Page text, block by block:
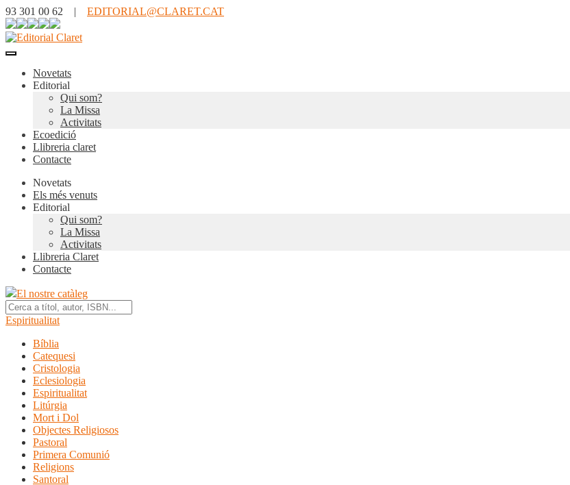
93 301 00 62 | EDITORIAL@CLARET.CAT
Novetats
Editorial
Qui som?
La Missa
Activitats
Ecoedició
Llibreria claret
Contacte
Novetats
Els més venuts
Editorial
Qui som?
La Missa
Activitats
Llibreria Claret
Contacte
El nostre catàleg
Espiritualitat
Bíblia
Catequesi
Cristologia
Eclesiologia
Espiritualitat
Litúrgia
Mort i Dol
Objectes Religiosos
Pastoral
Primera Comunió
Religions
Santoral